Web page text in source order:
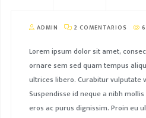
ADMIN 2 COMENTARIOS
Lorem ipsum dolor sit amet,
ornare sem sed quam tempus
ultrices libero. Curabitur vulputate
Suspendisse id neque a nibh
eros ac purus dignissim. Proin eu